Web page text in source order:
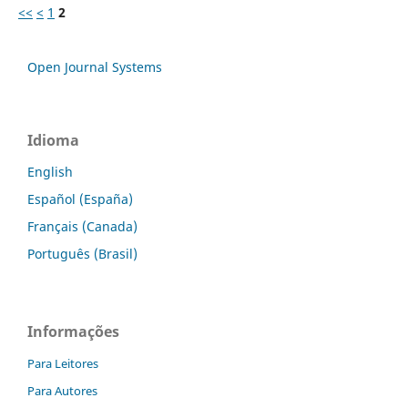
<< < 1 2
Open Journal Systems
Idioma
English
Español (España)
Français (Canada)
Português (Brasil)
Informações
Para Leitores
Para Autores